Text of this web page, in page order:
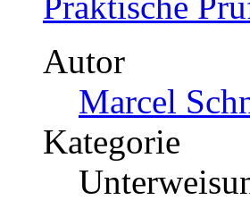
Autor
Marcel
Kategorie